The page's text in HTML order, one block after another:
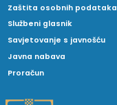
Zaštita osobnih podataka
Službeni glasnik
Savjetovanje s javnošću
Javna nabava
Proračun